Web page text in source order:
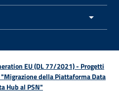
EU (DL 77/2021) - Progetti
della Piattaforma Data
Hub al PSN"